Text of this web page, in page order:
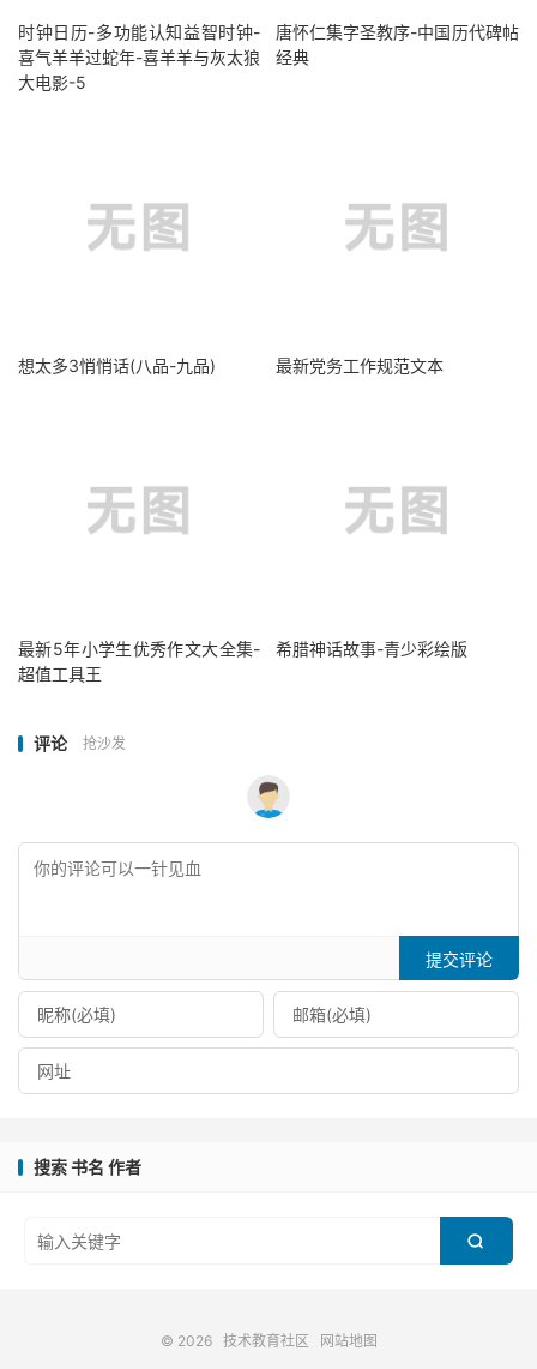
时钟日历-多功能认知益智时钟-
喜气羊羊过蛇年-喜羊羊与灰太狼
大电影-5
唐怀仁集字圣教序-中国历代碑帖
经典
想太多3悄悄话(八品-九品) 最新党务工作规范文本
最新5年小学生优秀作文大全集-
超值工具王
希腊神话故事-青少彩绘版
评论 抢沙发
提交评论
搜索 书名 作者

© 2026 技术教育社区 网站地图